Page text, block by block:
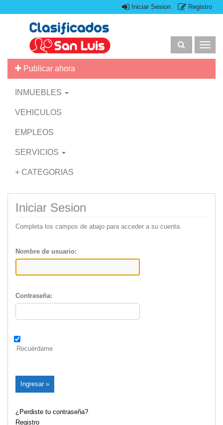
Iniciar Sesion Registro
Publicar ahora
INMUEBLES
VEHICULOS
EMPLEOS
SERVICIOS
+ CATEGORIAS
Iniciar Sesion
Completa los campos de abajo para acceder a su cuenta.
Nombre de usuario:
Contraseña:
Recuérdame
¿Perdiste tu contraseña?
Registro